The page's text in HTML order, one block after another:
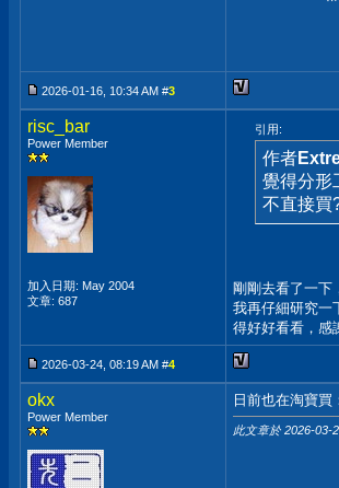
2026-01-16, 10:34 AM #3
risc_bar
Power Member
加入日期: May 2004
文章: 687
引用:
作者
覺得分形
不直接買
剛剛去看了一下
我再仔細研究一
得好好看看，感
2026-03-24, 08:19 AM #4
okx
Power Member
日前也在淘寶買
此文章於 2026-03-